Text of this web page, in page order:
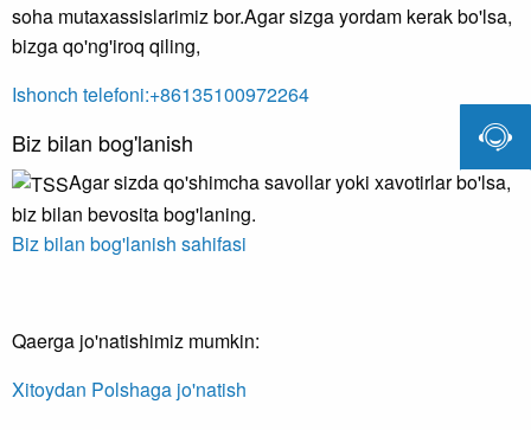
soha mutaxassislarimiz bor.Agar sizga yordam kerak bo'lsa,
bizga qo'ng'iroq qiling,
Ishonch telefoni:+86135100972264
Biz bilan bog'lanish
Agar sizda qo'shimcha savollar yoki xavotirlar bo'lsa,
biz bilan bevosita bog'laning.
Biz bilan bog'lanish sahifasi
Qaerga jo'natishimiz mumkin:
Xitoydan Polshaga jo'natish
